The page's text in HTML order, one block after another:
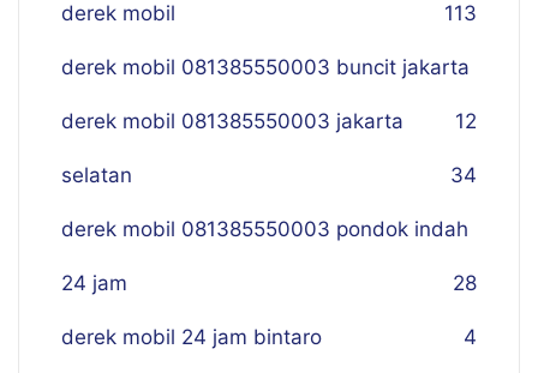
derek mobil 113
derek mobil 081385550003 buncit jakarta
12
derek mobil 081385550003 jakarta
selatan 34
derek mobil 081385550003 pondok indah
24 jam 28
derek mobil 24 jam bintaro 4